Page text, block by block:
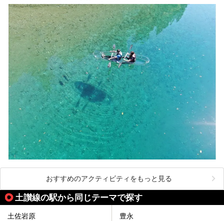
おすすめのアクティビティをもっと見る
土讃線の駅から同じテーマで探す
土佐岩原 豊永